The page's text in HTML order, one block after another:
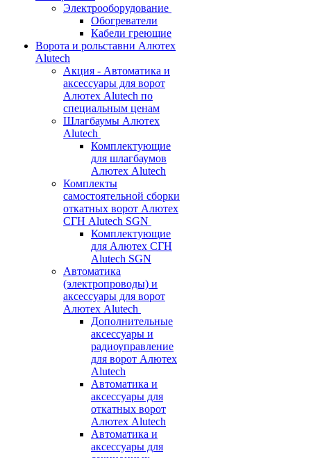
Электрооборудование
Обогреватели
Кабели греющие
Ворота и рольставни Алютех
Alutech
Акция - Автоматика и
аксессуары для ворот
Алютех Alutech по
специальным ценам
Шлагбаумы Алютех
Alutech
Комплектующие
для шлагбаумов
Алютех Alutech
Комплекты
самостоятельной сборки
откатных ворот Алютех
СГН Alutech SGN
Комплектующие
для Алютех СГН
Alutech SGN
Автоматика
(электропроводы) и
аксессуары для ворот
Алютех Alutech
Дополнительные
аксессуары и
радиоуправление
для ворот Алютех
Alutech
Автоматика и
аксессуары для
откатных ворот
Алютех Alutech
Автоматика и
аксессуары для